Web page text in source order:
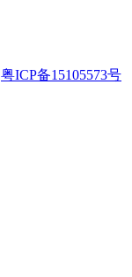
粤ICP备15105573号